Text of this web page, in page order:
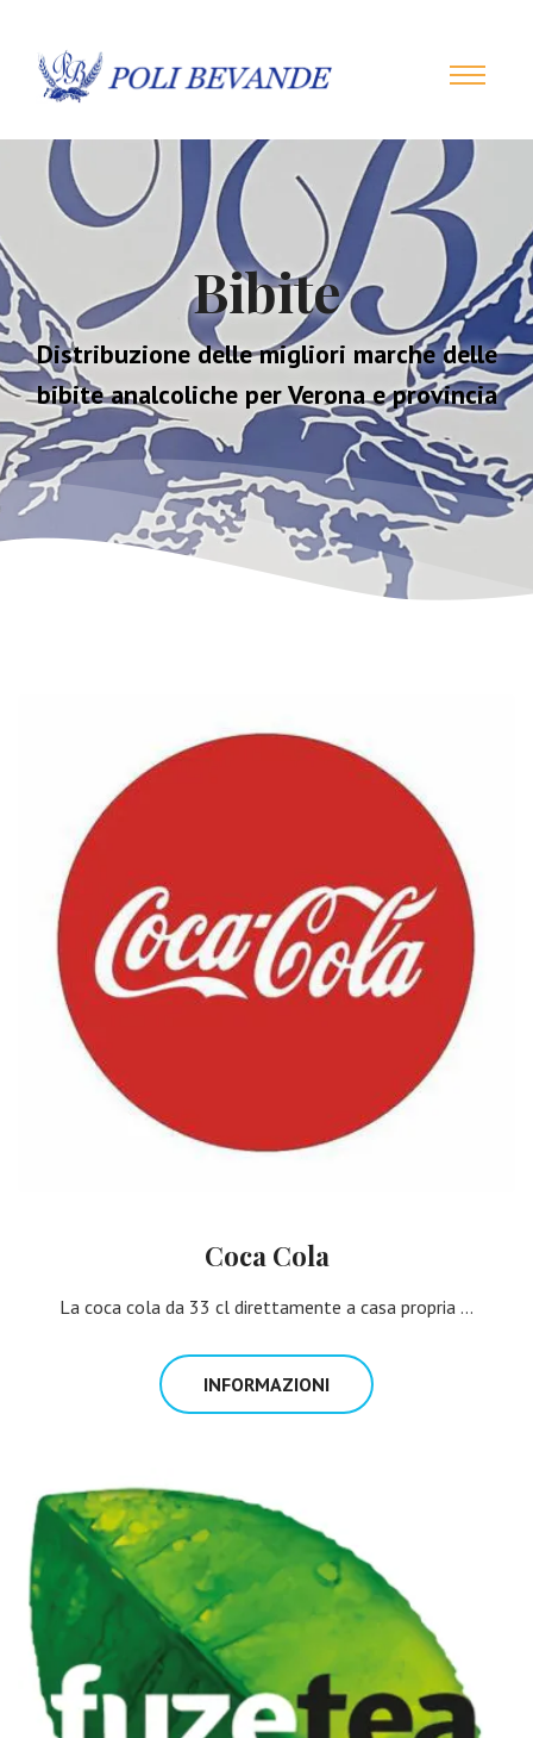
Bibite
Distribuzione delle migliori marche delle
bibite analcoliche per Verona e provincia
Coca Cola
La coca cola da 33 cl direttamente a casa propria ...
INFORMAZIONI